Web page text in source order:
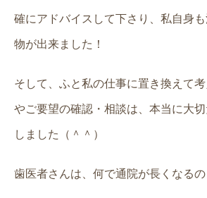
確にアドバイスして下さり、私自身
物が出来ました！
そして、ふと私の仕事に置き換えて
やご要望の確認・相談は、本当に大
しました（＾＾）
歯医者さんは、何で通院が長くなるの